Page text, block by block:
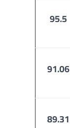
95.5
91.06
89.31